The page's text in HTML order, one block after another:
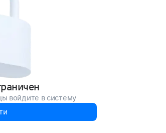
войдите в систему